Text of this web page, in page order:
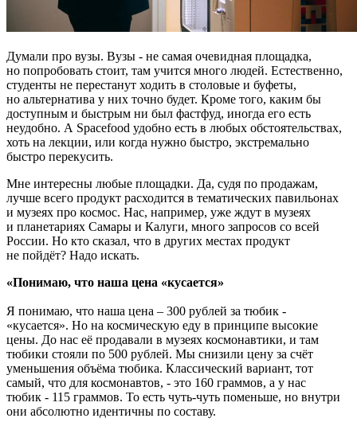
Думали про вузы. Вузы - не самая очевидная площадка,
но попробовать стоит, там учится много людей. Естественно,
студенты не перестанут ходить в столовые и буфеты,
но альтернатива у них точно будет. Кроме того, каким бы
доступным и быстрым ни был фастфуд, иногда его есть
неудобно. А Spacefood удобно есть в любых обстоятельствах,
хоть на лекции, или когда нужно быстро, экстремально
быстро перекусить.
Мне интересны любые площадки. Да, судя по продажам,
лучше всего продукт расходится в тематических павильонах
и музеях про космос. Нас, например, уже ждут в музеях
и планетариях Самары и Калуги, много запросов со всей
России. Но кто сказал, что в других местах продукт
не пойдёт? Надо искать.
«Понимаю, что наша цена «кусается»
Я понимаю, что наша цена – 300 рублей за тюбик -
«кусается». Но на космическую еду в принципе высокие
цены. До нас её продавали в музеях космонавтики, и там
тюбики стояли по 500 рублей. Мы снизили цену за счёт
уменьшения объёма тюбика. Классический вариант, тот
самый, что для космонавтов, - это 160 граммов, а у нас
тюбик - 115 граммов. То есть чуть-чуть поменьше, но внутри
они абсолютно идентичны по составу.